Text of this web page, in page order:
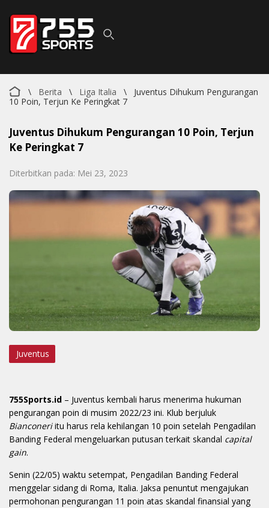
\ Berita \ Liga Italia \
Juventus Dihukum Pengurangan
10 Poin, Terjun Ke Peringkat 7
Juventus Dihukum Pengurangan 10 Poin, Terjun
Ke Peringkat 7
Diterbitkan pada: Mei 23, 2023
Juventus
755Sports.id – Juventus kembali harus menerima hukuman
pengurangan poin di musim 2022/23 ini. Klub berjuluk
Bianconeriitu harus rela kehilangan 10 poin setelah Pengadilan
Banding Federal mengeluarkan putusan terkait skandal capital
gain.
Senin (22/05) waktu setempat, Pengadilan Banding Federal
menggelar sidang di Roma, Italia. Jaksa penuntut mengajukan
permohonan pengurangan 11 poin atas skandal finansial yang